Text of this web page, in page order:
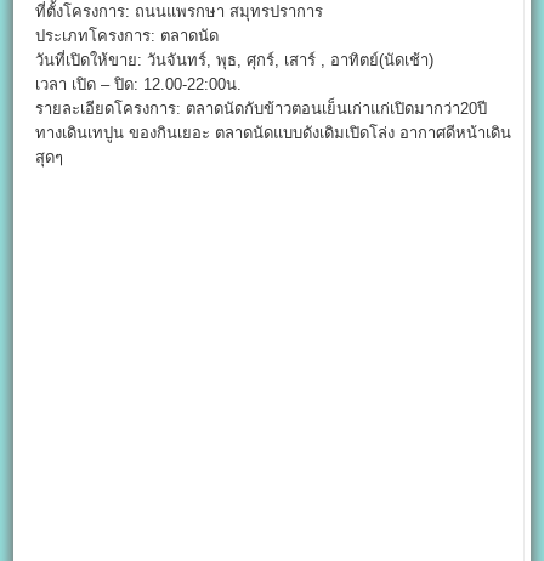
ที่ตั้งโครงการ: ถนนแพรกษา สมุทรปราการ
ประเภทโครงการ: ตลาดนัด
วันที่เปิดให้ขาย: วันจันทร์, พุธ, ศุกร์, เสาร์ , อาทิตย์(นัดเช้า)
เวลา เปิด – ปิด: 12.00-22:00น.
รายละเอียดโครงการ: ตลาดนัดกับข้าวตอนเย็นเก่าแก่เปิดมากว่า20ปี
ทางเดินเทปูน ของกินเยอะ ตลาดนัดแบบดังเดิมเปิดโล่ง อากาศดีหน้าเดิน
สุดๆ